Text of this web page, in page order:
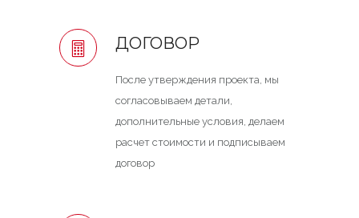
ДОГОВОР
После утверждения проекта, мы
согласовываем детали,
дополнительные условия, делаем
расчет стоимости и подписываем
договор